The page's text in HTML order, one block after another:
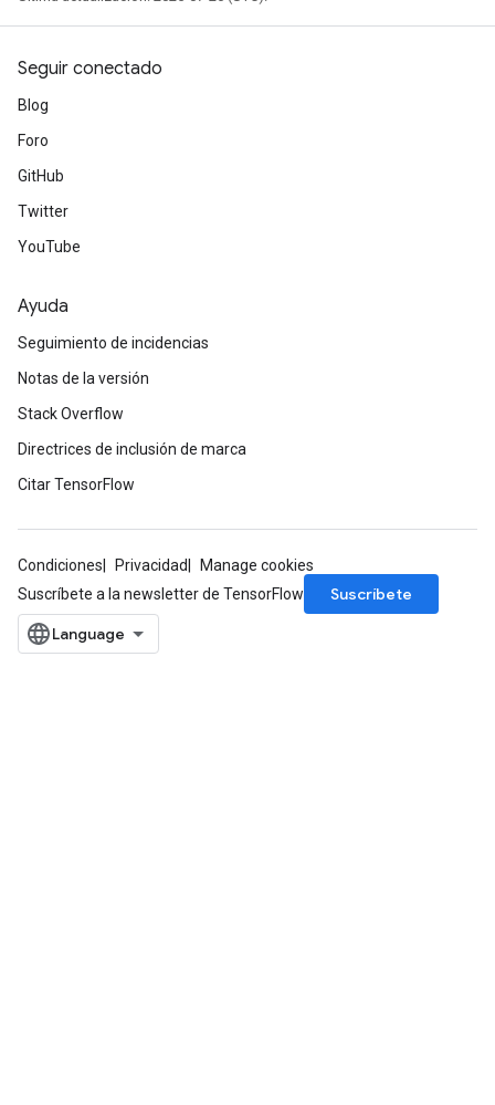
Seguir conectado
Blog
Foro
GitHub
Twitter
YouTube
Ayuda
Seguimiento de incidencias
Notas de la versión
Stack Overflow
Directrices de inclusión de marca
Citar TensorFlow
Condiciones Privacidad
Manage cookies
Suscríbete a la newsletter de TensorFlow
Suscríbete